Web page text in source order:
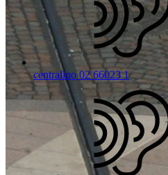
centralino 02 66023 1